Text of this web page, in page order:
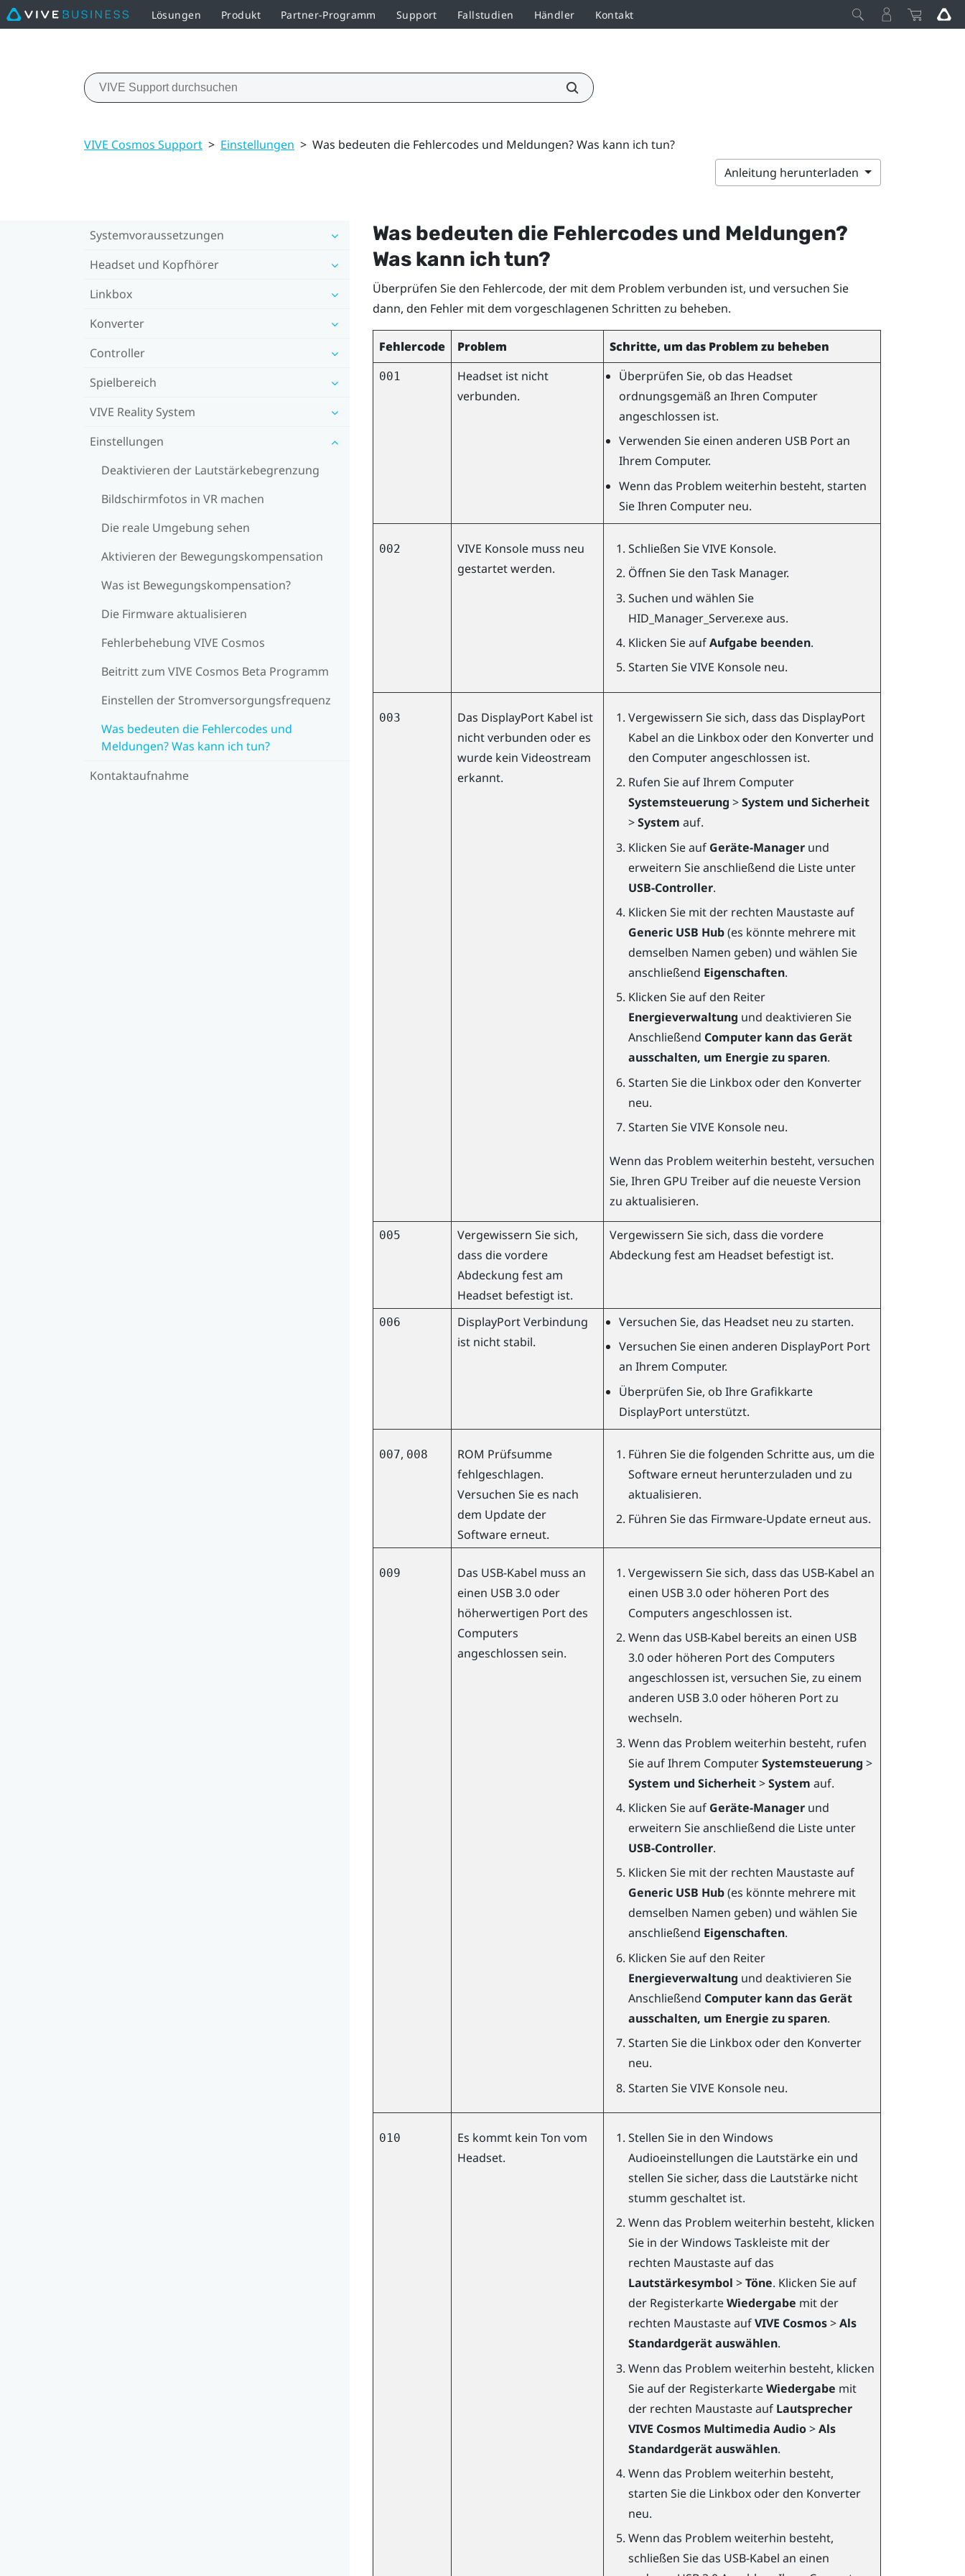
Lösungen Produkt Partner-Programm Support Fallstudien Händler Kontakt
VIVE Cosmos Support > Einstellungen > Was bedeuten die Fehlercodes und Meldungen? Was kann ich tun?
Anleitung herunterladen
Systemvoraussetzungen
Headset und Kopfhörer
Linkbox
Konverter
Controller
Spielbereich
VIVE Reality System
Einstellungen
Deaktivieren der Lautstärkebegrenzung
Bildschirmfotos in VR machen
Die reale Umgebung sehen
Aktivieren der Bewegungskompensation
Was ist Bewegungskompensation?
Die Firmware aktualisieren
Fehlerbehebung VIVE Cosmos
Beitritt zum VIVE Cosmos Beta Programm
Einstellen der Stromversorgungsfrequenz
Was bedeuten die Fehlercodes und
Meldungen? Was kann ich tun?
Kontaktaufnahme
Was bedeuten die Fehlercodes und Meldungen?
Was kann ich tun?
Überprüfen Sie den Fehlercode, der mit dem Problem verbunden ist, und versuchen Sie
dann, den Fehler mit dem vorgeschlagenen Schritten zu beheben.
Fehlercode Problem Schritte, um das Problem zu beheben
001
Headset ist nicht
verbunden.
Überprüfen Sie, ob das Headset
ordnungsgemäß an Ihren Computer
angeschlossen ist.
Verwenden Sie einen anderen USB Port an
Ihrem Computer.
Wenn das Problem weiterhin besteht, starten
Sie Ihren Computer neu.
002 VIVE Konsolemuss neu
gestartet werden.
Schließen SieVIVE Konsole.
Öffnen Sie den Task Manager.
Suchen und wählen Sie
HID_Manager_Server.exeaus.
Klicken Sie aufAufgabe beenden.
Starten SieVIVE Konsoleneu.
003 Das DisplayPortKabel ist
nicht verbunden oder es
wurde kein Videostream
erkannt.
Vergewissern Sie sich, dass das DisplayPort
Kabel an die Linkbox oder den Konverter und
den Computer angeschlossen ist.
Rufen Sie auf Ihrem Computer
Systemsteuerung >System und Sicherheit
>System auf.
Klicken Sie auf Geräte-Managerund
erweitern Sie anschließend die Liste unter
USB-Controller.
Klicken Sie mit der rechten Maustaste auf
Generic USB Hub(es könnte mehrere mit
demselben Namen geben) und wählen Sie
anschließend Eigenschaften.
Klicken Sie auf den Reiter
Energieverwaltung und deaktivieren Sie
Anschließend Computer kann das Gerät
ausschalten, um Energie zu sparen.
Starten Sie die Linkbox oder den Konverter
neu.
Starten SieVIVE Konsoleneu.
Wenn das Problem weiterhin besteht, versuchen
Sie, Ihren GPU Treiber auf die neueste Version
zu aktualisieren.
005
Vergewissern Sie sich,
dass die vordere
Abdeckung fest am
Headset befestigt ist.
Vergewissern Sie sich, dass die vordere
Abdeckung fest am Headset befestigt ist.
006 DisplayPortVerbindung
ist nicht stabil.
Versuchen Sie, das Headset neu zu starten.
Versuchen Sie einen anderen DisplayPortPort
an Ihrem Computer.
Überprüfen Sie, ob Ihre Grafikkarte
DisplayPortunterstützt.
007, 008
ROM Prüfsumme
fehlgeschlagen.
Versuchen Sie es nach
dem Update der
Software erneut.
Führen Sie die folgenden Schritte aus, um die
Software erneut herunterzuladen und zu
aktualisieren.
Führen Sie das Firmware-Update erneut aus.
009
Das USB-Kabel muss an
einen USB 3.0 oder
höherwertigen Port des
Computers
angeschlossen sein.
Vergewissern Sie sich, dass das USB-Kabel an
einen USB 3.0 oder höheren Port des
Computers angeschlossen ist.
Wenn das USB-Kabel bereits an einen USB
3.0 oder höheren Port des Computers
angeschlossen ist, versuchen Sie, zu einem
anderen USB 3.0 oder höheren Port zu
wechseln.
Wenn das Problem weiterhin besteht, rufen
Sie auf Ihrem ComputerSystemsteuerung >
System und Sicherheit>System auf.
Klicken Sie auf Geräte-Managerund
erweitern Sie anschließend die Liste unter
USB-Controller.
Klicken Sie mit der rechten Maustaste auf
Generic USB Hub(es könnte mehrere mit
demselben Namen geben) und wählen Sie
anschließend Eigenschaften.
Klicken Sie auf den Reiter
Energieverwaltung und deaktivieren Sie
Anschließend Computer kann das Gerät
ausschalten, um Energie zu sparen.
Starten Sie die Linkbox oder den Konverter
neu.
Starten SieVIVE Konsoleneu.
010
Es kommt kein Ton vom
Headset.
Stellen Sie in den Windows
Audioeinstellungen die Lautstärke ein und
stellen Sie sicher, dass die Lautstärke nicht
stumm geschaltet ist.
Wenn das Problem weiterhin besteht, klicken
Sie in derWindows Taskleiste mit der
rechten Maustaste auf das
Lautstärkesymbol >Töne. Klicken Sie auf
der RegisterkarteWiedergabe mit der
rechten Maustaste aufVIVE Cosmos>Als
Standardgerät auswählen.
Wenn das Problem weiterhin besteht, klicken
Sie auf der RegisterkarteWiedergabe mit
der rechten Maustaste auf Lautsprecher
VIVE Cosmos Multimedia Audio>Als
Standardgerät auswählen.
Wenn das Problem weiterhin besteht,
starten Sie die Linkbox oder den Konverter
neu.
Wenn das Problem weiterhin besteht,
schließen Sie das USB-Kabel an einen